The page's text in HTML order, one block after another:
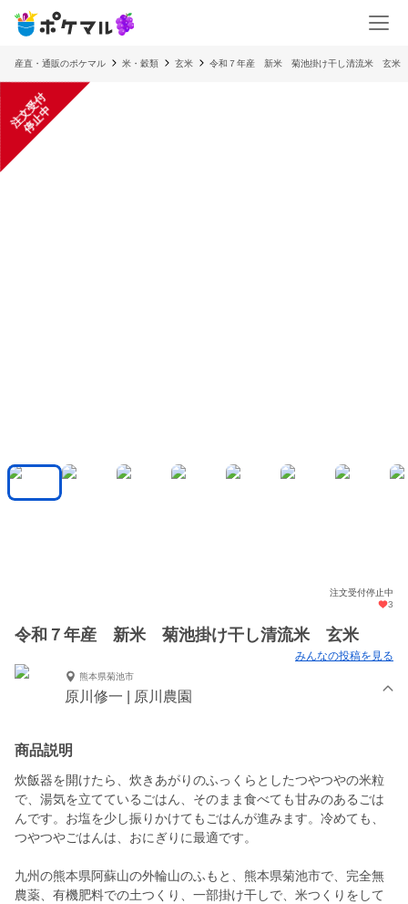
産直・通販のポケマル 米・穀類 玄米 令和７年産 新米 菊池掛け干し清流米 玄米
注
文
受
付
停
止
中
注文受付停止中
3
令和７年産 新米 菊池掛け干し清流米 玄米
みんなの投稿を見る
熊本県菊池市
原川修一 | 原川農園
商品説明
炊飯器を開けたら、炊きあがりのふっくらとしたつやつやの米粒
で、湯気を立てているごはん、そのまま食べても甘みのあるごは
んです。お塩を少し振りかけてもごはんが進みます。冷めても、
つやつやごはんは、おにぎりに最適です。
九州の熊本県阿蘇山の外輪山のふもと、熊本県菊池市で、完全無
農薬、有機肥料での土つくり、一部掛け干しで、米つくりをして